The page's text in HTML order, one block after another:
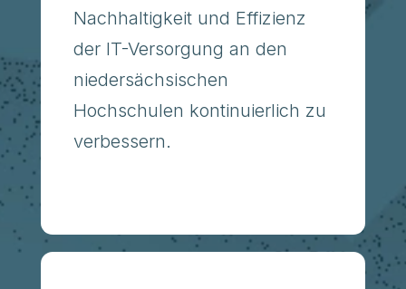
Nachhaltigkeit und Effizienz
der IT-Versorgung an den
niedersächsischen
Hochschulen kontinuierlich zu
verbessern.